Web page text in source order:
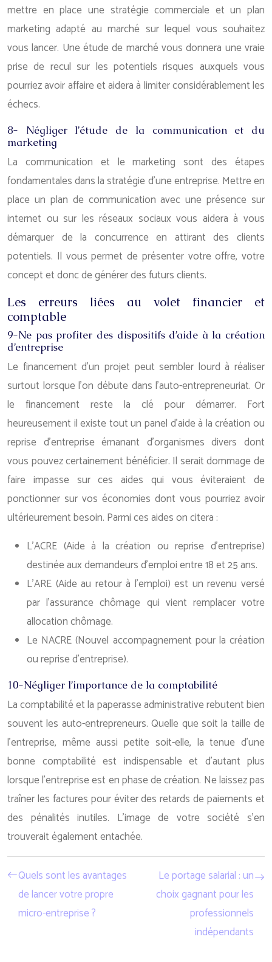
mettre en place une stratégie commerciale et un plan
marketing adapté au marché sur lequel vous souhaitez
vous lancer. Une étude de marché vous donnera une vraie
prise de recul sur les potentiels risques auxquels vous
pourriez avoir affaire et aidera à limiter considérablement les
échecs.
8- Négliger l’étude de la communication et du
marketing
La communication et le marketing sont des étapes
fondamentales dans la stratégie d’une entreprise. Mettre en
place un plan de communication avec une présence sur
internet ou sur les réseaux sociaux vous aidera à vous
démarquer de la concurrence en attirant des clients
potentiels. Il vous permet de présenter votre offre, votre
concept et donc de générer des futurs clients.
Les erreurs liées au volet financier et
comptable
9-Ne pas profiter des dispositifs d’aide à la création
d’entreprise
Le financement d’un projet peut sembler lourd à réaliser
surtout lorsque l’on débute dans l’auto-entrepreneuriat. Or
le financement reste la clé pour démarrer. Fort
heureusement il existe tout un panel d’aide à la création ou
reprise d’entreprise émanant d’organismes divers dont
vous pouvez certainement bénéficier. Il serait dommage de
faire impasse sur ces aides qui vous éviteraient de
ponctionner sur vos économies dont vous pourriez avoir
ultérieurement besoin. Parmi ces aides on citera :
L’ACRE (Aide à la création ou reprise d’entreprise)
destinée aux demandeurs d’emploi entre 18 et 25 ans.
L’ARE (Aide au retour à l’emploi) est un revenu versé
par l’assurance chômage qui vient remplacer votre
allocation chômage.
Le NACRE (Nouvel accompagnement pour la création
ou reprise d’entreprise).
10-Négliger l’importance de la comptabilité
La comptabilité et la paperasse administrative rebutent bien
souvent les auto-entrepreneurs. Quelle que soit la taille de
l’entreprise, même aussi petite soit-elle, la tenue d’une
bonne comptabilité est indispensable et d’autant plus
lorsque l’entreprise est en phase de création. Ne laissez pas
traîner les factures pour éviter des retards de paiements et
des pénalités inutiles. L’image de votre société s’en
trouverait également entachée.
Quels sont les avantages
de lancer votre propre
micro-entreprise ?
Le portage salarial : un
choix gagnant pour les
professionnels
indépendants